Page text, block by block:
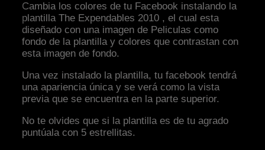
Cambia los colores de tu Facebook instalando la
plantilla The Expendables 2010 , el cual esta
diseñado con una imagen de Peliculas como
fondo de la plantilla y colores que contrastan con
esta imagen de fondo.
Una vez instalado la plantilla, tu facebook tendrá
una apariencia única y se verá como la vista
previa que se encuentra en la parte superior.
No te olvides que si la plantilla es de tu agrado
puntúala con 5 estrellitas.